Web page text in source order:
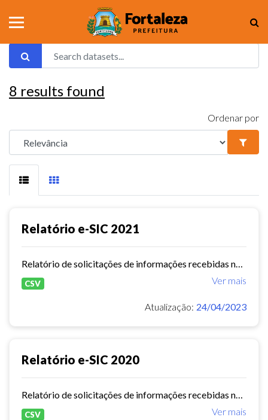
8 results found
Ordenar por
Relatório e-SIC 2021
Ver mais
CSV
Atualização: 24/04/2023
Relatório e-SIC 2020
Ver mais
CSV